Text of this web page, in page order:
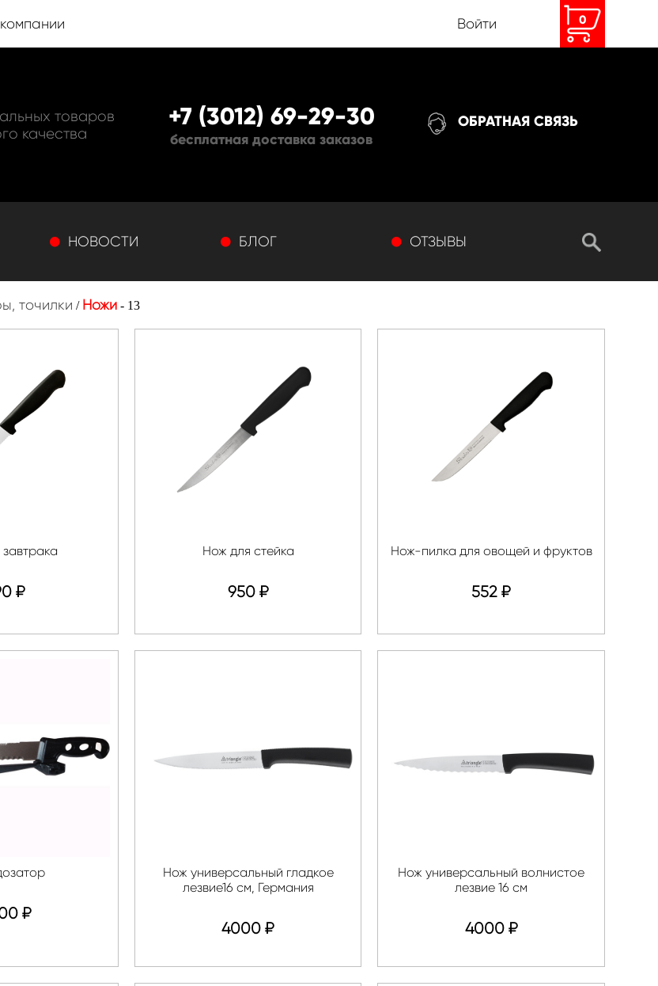
Войти 0
товаров
качества
+7 (3012) 69-29-30
бесплатная доставка заказов
ОБРАТНАЯ СВЯЗЬ
НОВОСТИ БЛОГ ОТЗЫВЫ
точилки / Ножи - 13
₽
Нож для стейка
950 ₽
Нож-пилка для овощей и фруктов
552₽
₽
Нож универсальный гладкое
лезвие16 см, Германия
4000₽
Нож универсальный волнистое
лезвие 16 см
4000 ₽